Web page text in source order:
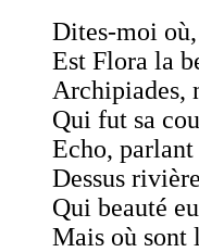
Dites-moi où,
Est Flora la
Archipiades,
Qui fut sa
Echo,
Dessus
Qui beauté
Mais où sont